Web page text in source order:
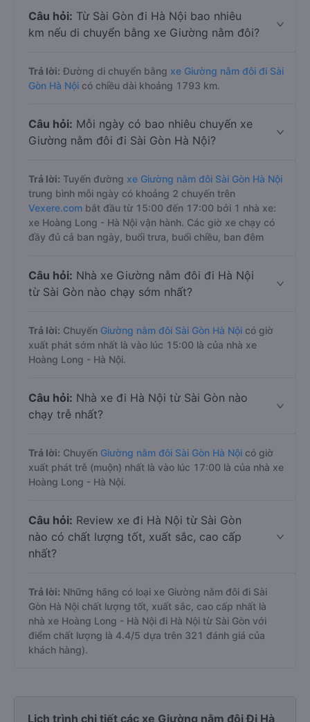
Câu hỏi: Từ Sài Gòn đi Hà Nội bao nhiêu
km nếu di chuyển bằng xe Giường nằm đôi?
Trả lời: Đường di chuyển bằng xe Giường nằm đôi đi Sài
Gòn Hà Nội có chiều dài khoảng 1793 km.
Câu hỏi: Mỗi ngày có bao nhiêu chuyến xe
Giường nằm đôi đi Sài Gòn Hà Nội?
Trả lời: Tuyến đường xe Giường nằm đôi Sài Gòn Hà Nội
trung bình mỗi ngày có khoảng 2 chuyến trên
Vexere.com bắt đầu từ 15:00 đến 17:00 bởi 1 nhà xe:
xe Hoàng Long - Hà Nội vận hành. Các giờ xe chạy có
đầy đủ cả ban ngày, buổi trưa, buổi chiều, ban đêm
Câu hỏi: Nhà xe Giường nằm đôi đi Hà Nội
từ Sài Gòn nào chạy sớm nhất?
Trả lời: Chuyến Giường nằm đôi Sài Gòn Hà Nội có giờ
xuất phát sớm nhất là vào lúc 15:00 là của nhà xe
Hoàng Long - Hà Nội.
Câu hỏi: Nhà xe đi Hà Nội từ Sài Gòn nào
chạy trễ nhất?
Trả lời: Chuyến Giường nằm đôi Sài Gòn Hà Nội có giờ
xuất phát trễ (muộn) nhất là vào lúc 17:00 là của nhà xe
Hoàng Long - Hà Nội.
Câu hỏi: Review xe đi Hà Nội từ Sài Gòn
nào có chất lượng tốt, xuất sắc, cao cấp
nhất?
Trả lời: Những hãng có loại xe Giường nằm đôi đi Sài
Gòn Hà Nội chất lượng tốt, xuất sắc, cao cấp nhất là
nhà xe Hoàng Long - Hà Nội đi Hà Nội từ Sài Gòn với
điểm chất lượng là 4.4/5 dựa trên 321 đánh giá của
khách hàng).
Lịch trình chi tiết các xe Giường nằm đôi Đi Hà